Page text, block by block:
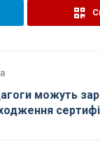
можуть